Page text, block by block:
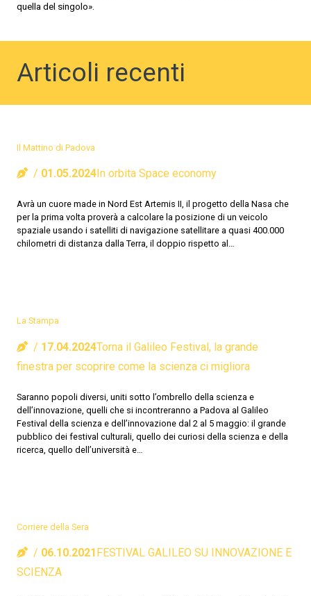
quella del singolo».
Articoli recenti
Il Mattino di Padova
01.05.2024 In orbita Space economy
Avrà un cuore made in Nord Est Artemis II, il progetto della Nasa che
per la prima volta proverà a calcolare la posizione di un veicolo
spaziale usando i satelliti di navigazione satellitare a quasi 400.000
chilometri di distanza dalla Terra, il doppio rispetto al…
La Stampa
17.04.2024Torna il Galileo Festival, la grande
finestra per scoprire come la scienza ci migliora
Saranno popoli diversi, uniti sotto l’ombrello della scienza e
dell’innovazione, quelli che si incontreranno a Padova al Galileo
Festival della scienza e dell’innovazione dal 2 al 5 maggio: il grande
pubblico dei festival culturali, quello dei curiosi della scienza e della
ricerca, quello dell’università e…
Corriere della Sera
06.10.2021FESTIVAL GALILEO SU INNOVAZIONE E
SCIENZA